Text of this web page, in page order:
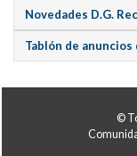
Novedades D.G.
Tablón de
©